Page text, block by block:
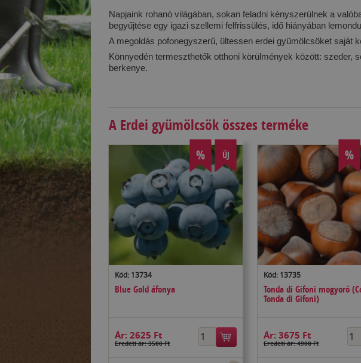
Napjaink rohanó világában, sokan feladni kényszerülnek a
begyűjtése egy igazi szellemi felfrissülés, idő hiányában
A megoldás pofonegyszerű, ültessen erdei gyümölcsöket saját
Könnyedén termeszthetők otthoni körülmények között: szeder,
berkenye.
A Erdei gyümölcsök összes terméke
% ÚJ
Kód: 13734
Blue Gold áfonya
Ár: 2625 Ft
Eredeti ár: 3500 Ft
%
Kód: 13735
Tonda di Gifoni mogyoró
Tonda di Gifoni)
Ár: 3675 Ft
Eredeti ár: 4900 Ft